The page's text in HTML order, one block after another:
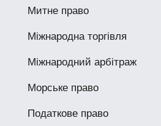
Митне право
Міжнародна торгівля
Міжнародний арбітраж
Морське право
Податкове право